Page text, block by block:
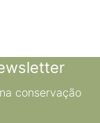
conservação